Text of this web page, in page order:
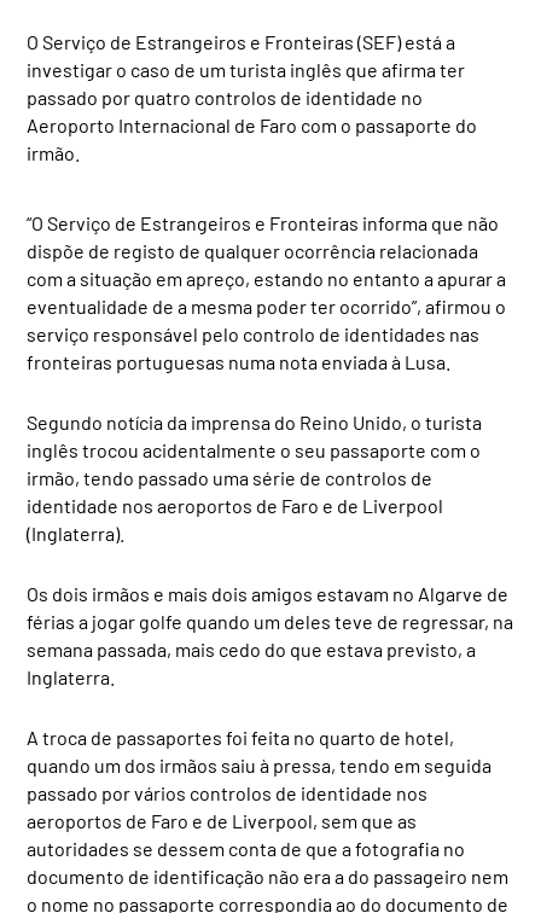
O Serviço de Estrangeiros e Fronteiras (SEF) está a
investigar o caso de um turista inglês que afirma ter
passado por quatro controlos de identidade no
Aeroporto Internacional de Faro com o passaporte do
irmão.
“O Serviço de Estrangeiros e Fronteiras informa que não
dispõe de registo de qualquer ocorrência relacionada
com a situação em apreço, estando no entanto a apurar a
eventualidade de a mesma poder ter ocorrido”, afirmou o
serviço responsável pelo controlo de identidades nas
fronteiras portuguesas numa nota enviada à Lusa.
Segundo notícia da imprensa do Reino Unido, o turista
inglês trocou acidentalmente o seu passaporte com o
irmão, tendo passado uma série de controlos de
identidade nos aeroportos de Faro e de Liverpool
(Inglaterra).
Os dois irmãos e mais dois amigos estavam no Algarve de
férias a jogar golfe quando um deles teve de regressar, na
semana passada, mais cedo do que estava previsto, a
Inglaterra.
A troca de passaportes foi feita no quarto de hotel,
quando um dos irmãos saiu à pressa, tendo em seguida
passado por vários controlos de identidade nos
aeroportos de Faro e de Liverpool, sem que as
autoridades se dessem conta de que a fotografia no
documento de identificação não era a do passageiro nem
o nome no passaporte correspondia ao do documento de